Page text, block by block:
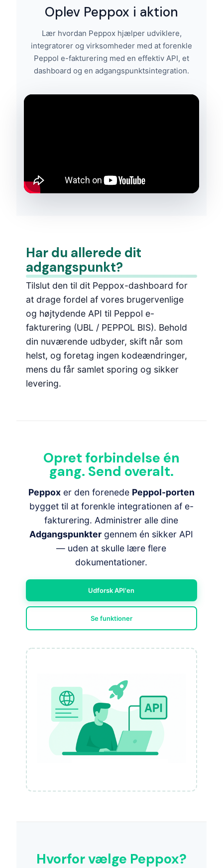
Oplev Peppox i aktion
Lær hvordan Peppox hjælper udviklere,
integratorer og virksomheder med at forenkle
Peppol e-fakturering med en effektiv API, et
dashboard og en adgangspunktsintegration.
Har du allerede dit
adgangspunkt?
Tilslut den til dit Peppox-dashboard for
at drage fordel af vores brugervenlige
og højtydende API til Peppol e-
fakturering (UBL / PEPPOL BIS). Behold
din nuværende udbyder, skift når som
helst, og foretag ingen kodeændringer,
mens du får samlet sporing og sikker
levering.
Opret forbindelse én
gang. Send overalt.
Peppoxer den forenede Peppol-porten
bygget til at forenkle integrationen af e-
fakturering. Administrer alle dine
Adgangspunkter gennem én sikker API
— uden at skulle lære flere
dokumentationer.
Udforsk API'en
Se funktioner
Hvorfor vælge Peppox?